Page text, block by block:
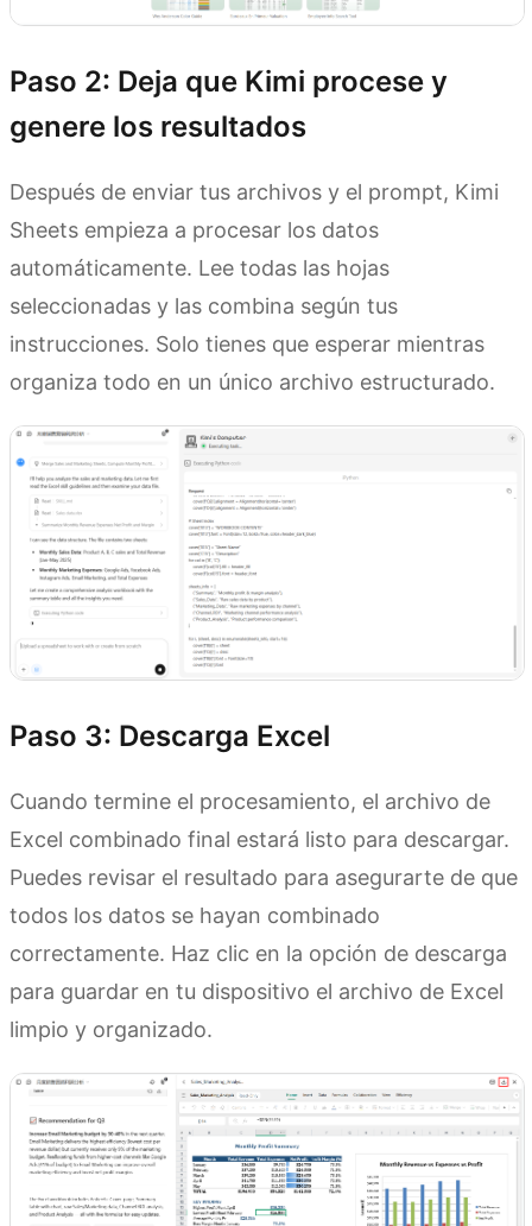
Paso 2: Deja que Kimi procese y
genere los resultados
Después de enviar tus archivos y el prompt, Kimi
Sheets empieza a procesar los datos
automáticamente. Lee todas las hojas
seleccionadas y las combina según tus
instrucciones. Solo tienes que esperar mientras
organiza todo en un único archivo estructurado.
Paso 3: Descarga Excel
Cuando termine el procesamiento, el archivo de
Excel combinado final estará listo para descargar.
Puedes revisar el resultado para asegurarte de que
todos los datos se hayan combinado
correctamente. Haz clic en la opción de descarga
para guardar en tu dispositivo el archivo de Excel
limpio y organizado.